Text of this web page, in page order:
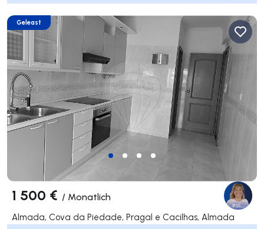
Geleast
1 500 € / Monatlich
Almada, Cova da Piedade, Pragal e Cacilhas, Almada